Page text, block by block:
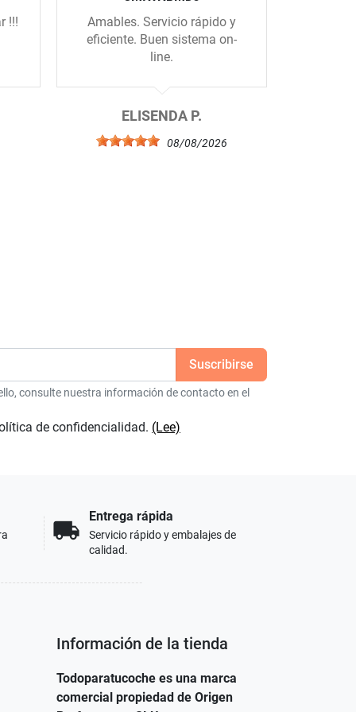
!!!
Amables. Servicio rápido y
eficiente. Buen sistema on-
line.
ELISENDA P.
08/08/2026
consulte nuestra información de contacto en el
de confidencialidad. (Lee)
local_shipping
Entrega rápida
Servicio rápido y embalajes de
calidad.
Información de la tienda
Todoparatucoche es una marca
comercial propiedad de Origen